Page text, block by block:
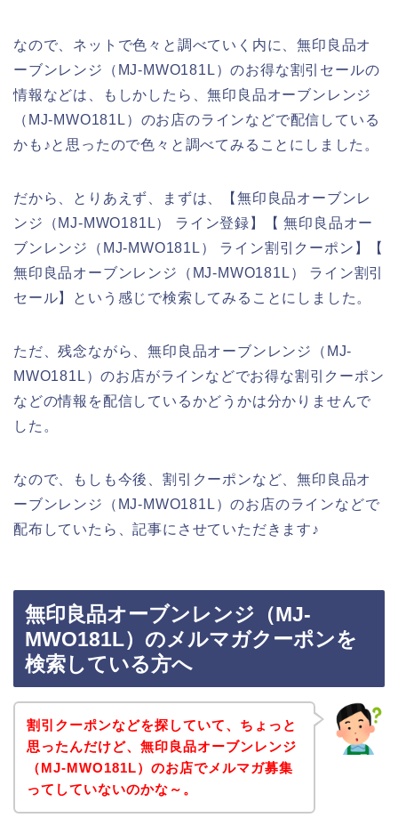
なので、ネットで色々と調べていく内に、無印良品オ
ーブンレンジ（MJ‐MWO181L）のお得な割引セールの
情報などは、もしかしたら、無印良品オーブンレンジ
（MJ‐MWO181L）のお店のラインなどで配信している
かも♪と思ったので色々と調べてみることにしました。
だから、とりあえず、まずは、【無印良品オーブンレ
ンジ（MJ‐MWO181L） ライン登録】【 無印良品オー
ブンレンジ（MJ‐MWO181L） ライン割引クーポン】【
無印良品オーブンレンジ（MJ‐MWO181L） ライン割引
セール】という感じで検索してみることにしました。
ただ、残念ながら、無印良品オーブンレンジ（MJ‐
MWO181L）のお店がラインなどでお得な割引クーポン
などの情報を配信しているかどうかは分かりませんで
した。
なので、もしも今後、割引クーポンなど、無印良品オ
ーブンレンジ（MJ‐MWO181L）のお店のラインなどで
配布していたら、記事にさせていただきます♪
無印良品オーブンレンジ（MJ‐
MWO181L）のメルマガクーポンを
検索している方へ
割引クーポンなどを探していて、ちょっと
思ったんだけど、無印良品オーブンレンジ
（MJ‐MWO181L）のお店でメルマガ募集
ってしていないのかな～。